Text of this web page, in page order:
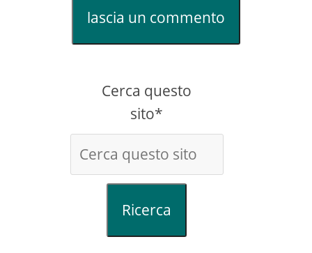
lascia un commento
Cerca questo
sito*
Ricerca